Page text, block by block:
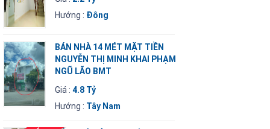
Hướng : Đông
BÁN NHÀ 14 MÉT MẶT TIỀN
NGUYỄN THỊ MINH KHAI PHẠM
NGŨ LÃO BMT
Giá :4.8 Tỷ
Hướng : Tây Nam